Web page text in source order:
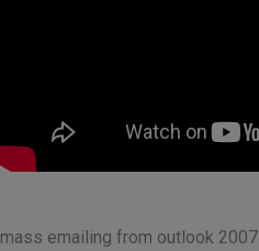
mass emailing from outlook 2007